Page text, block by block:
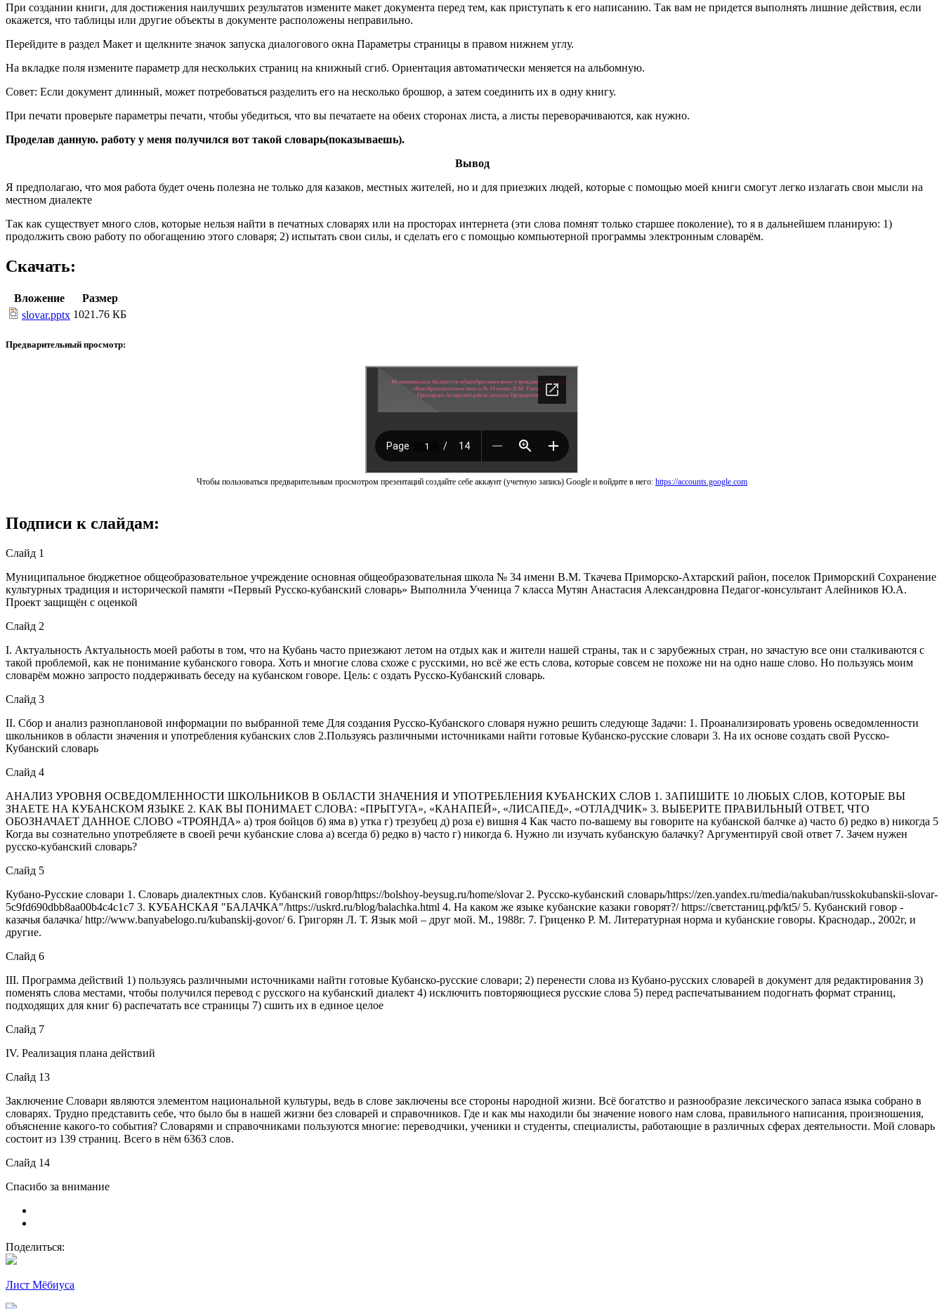
При создании книги, для достижения наилучших результатов измените макет документа перед тем, как приступать к его написанию. Так вам не придется выполнять лишние действия, если
окажется, что таблицы или другие объекты в документе расположены неправильно.
Перейдите в раздел Макет и щелкните значок запуска диалогового окна Параметры страницы в правом нижнем углу.
На вкладке поля измените параметр для нескольких страниц на книжный сгиб. Ориентация автоматически меняется на альбомную.
Совет: Если документ длинный, может потребоваться разделить его на несколько брошюр, а затем соединить их в одну книгу.
При печати проверьте параметры печати, чтобы убедиться, что вы печатаете на обеих сторонах листа, а листы переворачиваются, как нужно.
Проделав данную. работу у меня получился вот такой словарь(показываешь).
Вывод
Я предполагаю, что моя работа будет очень полезна не только для казаков, местных жителей, но и для приезжих людей, которые с помощью моей книги смогут легко излагать свои мысли на
местном диалекте
Так как существует много слов, которые нельзя найти в печатных словарях или на просторах интернета (эти слова помнят только старшее поколение), то я в дальнейшем планирую: 1)
продолжить свою работу по обогащению этого словаря; 2) испытать свои силы, и сделать его с помощью компьютерной программы электронным словарём.
Скачать:
Вложение
Размер
slovar.pptx 1021.76 КБ
Предварительный просмотр:
Чтобы пользоваться предварительным просмотром презентаций создайте себе аккаунт (учетную запись) Google и войдите в него: https://accounts.google.com
Подписи к слайдам:
Слайд 1
Муниципальное бюджетное общеобразовательное учреждение основная общеобразовательная школа № 34 имени В.М. Ткачева Приморско-Ахтарский район, поселок Приморский Сохранение
культурных традиция и исторической памяти «Первый Русско-кубанский словарь» Выполнила Ученица 7 класса Мутян Анастасия Александровна Педагог-консультант Алейников Ю.А.
Проект защищён с оценкой
Слайд 2
I. Актуальность Актуальность моей работы в том, что на Кубань часто приезжают летом на отдых как и жители нашей страны, так и с зарубежных стран, но зачастую все они сталкиваются с
такой проблемой, как не понимание кубанского говора. Хоть и многие слова схоже с русскими, но всё же есть слова, которые совсем не похоже ни на одно наше слово. Но пользуясь моим
словарём можно запросто поддерживать беседу на кубанском говоре. Цель: с оздать Русско-Кубанский словарь.
Слайд 3
II. Сбор и анализ разноплановой информации по выбранной теме Для создания Русско-Кубанского словаря нужно решить следующе Задачи: 1. Проанализировать уровень осведомленности
школьников в области значения и употребления кубанских слов 2.Пользуясь различными источниками найти готовые Кубанско-русские словари 3. На их основе создать свой Русско-
Кубанский словарь
Слайд 4
АНАЛИЗ УРОВНЯ ОСВЕДОМЛЕННОСТИ ШКОЛЬНИКОВ В ОБЛАСТИ ЗНАЧЕНИЯ И УПОТРЕБЛЕНИЯ КУБАНСКИХ СЛОВ 1. ЗАПИШИТЕ 10 ЛЮБЫХ СЛОВ, КОТОРЫЕ ВЫ
ЗНАЕТЕ НА КУБАНСКОМ ЯЗЫКЕ 2. КАК ВЫ ПОНИМАЕТ СЛОВА: «ПРЫТУГА», «КАНАПЕЙ», «ЛИСАПЕД», «ОТЛАДЧИК» 3. ВЫБЕРИТЕ ПРАВИЛЬНЫЙ ОТВЕТ, ЧТО
ОБОЗНАЧАЕТ ДАННОЕ СЛОВО «ТРОЯНДА» а) троя бойцов б) яма в) утка г) трезубец д) роза е) вишня 4 Как часто по-вашему вы говорите на кубанской балчке а) часто б) редко в) никогда 5
Когда вы сознательно употребляете в своей речи кубанские слова а) всегда б) редко в) часто г) никогда 6. Нужно ли изучать кубанскую балачку? Аргументируй свой ответ 7. Зачем нужен
русско-кубанский словарь?
Слайд 5
Кубано-Русские словари 1. Словарь диалектных слов. Кубанский говор/https://bolshoy-beysug.ru/home/slovar 2. Русско-кубанский словарь/https://zen.yandex.ru/media/nakuban/russkokubanskii-slovar-
5c9fd690dbb8aa00b4c4c1c7 3. КУБАНСКАЯ "БАЛАЧКА"/https://uskrd.ru/blog/balachka.html 4. На каком же языке кубанские казаки говорят?/ https://светстаниц.рф/kt5/ 5. Кубанский говор -
казачья балачка/ http://www.banyabelogo.ru/kubanskij-govor/ 6. Григорян Л. Т. Язык мой – друг мой. М., 1988г. 7. Гриценко Р. М. Литературная норма и кубанские говоры. Краснодар., 2002г, и
другие.
Слайд 6
III. Программа действий 1) пользуясь различными источниками найти готовые Кубанско-русские словари; 2) перенести слова из Кубано-русских словарей в документ для редактирования 3)
поменять слова местами, чтобы получился перевод с русского на кубанский диалект 4) исключить повторяющиеся русские слова 5) перед распечатыванием подогнать формат страниц,
подходящих для книг 6) распечатать все страницы 7) сшить их в единое целое
Слайд 7
IV. Реализация плана действий
Слайд 13
Заключение Словари являются элементом национальной культуры, ведь в слове заключены все стороны народной жизни. Всё богатство и разнообразие лексического запаса языка собрано в
словарях. Трудно представить себе, что было бы в нашей жизни без словарей и справочников. Где и как мы находили бы значение нового нам слова, правильного написания, произношения,
объяснение какого-то события? Словарями и справочниками пользуются многие: переводчики, ученики и студенты, специалисты, работающие в различных сферах деятельности. Мой словарь
состоит из 139 страниц. Всего в нём 6363 слов.
Слайд 14
Спасибо за внимание
Поделиться:
Лист Мёбиуса